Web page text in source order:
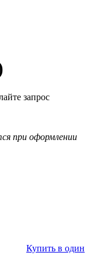
запрос
при оформлении
Купить в один